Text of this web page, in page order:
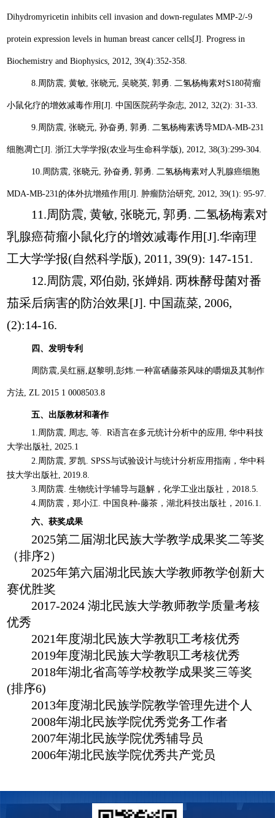
Dihydromyricetin inhibits cell invasion and down-regulates MMP-2/-9
protein expression levels in human breast cancer cells[J]. Progress in
Biochemistry and Biophysics, 2012, 39(4):352-358.
8. 周防震 ,黄敏 ,张晓元 ,吴晓英 ,郭勇 二氢杨梅素对S180荷瘤
小鼠化疗的增效减毒作用 [J].中国医院药学杂志 , 2012, 32(2): 31-33.
9. 周防震 ,张晓元 ,孙奋勇 ,郭勇 二氢杨梅素诱导MDA-MB-231
细胞凋亡[J].浙江大学学报(农业与生命科学版), 2012, 38(3):299-304.
10. 周防震 ,张晓元 ,孙奋勇 ,郭勇 二氢杨梅素对人乳腺癌细胞
MDA-MB-231 的体外抗增殖作用 [J]. 肿瘤防治研究 , 2012, 39(1): 95-97.
11.周防震,黄敏,张晓元,郭勇.二氢杨梅素对
乳腺癌荷瘤小鼠化疗的增效减毒作用[J].华南理
工大学学报(自然科学版), 2011, 39(9): 147-151.
12.周防震,邓伯勋,张婵娟.两株酵母菌对番
茄采后病害的防治效果[J]. 中国蔬菜, 2006,
(2):14-16.
四、发明专利
周防震 ,吴红丽 赵黎明 ,彭炜 .一种富硒藤茶风味的嚼烟及其制作
方法 , ZL 2015 1 0008503.8
五、出版教材和著作
1. 周防震 周志 ,等 . R语言在多元统计分析中的应用 ,华中科技
大学出版社 , 2025.1
2. 周防震 罗凯 . SPSS与试验设计与统计分析应用指南，华中科
技大学出版社 , 2019.8.
3. 周防震 .生物统计学辅导与题解，化学工业出版社， 2018.5.
4. 周防震，郑小江 .中国良种-藤茶，湖北科技出版社， 2016.1.
六、获奖成果
2025第二届湖北民族大学教学成果奖二等奖
（排序2）
2025年第六届湖北民族大学教师教学创新大
赛优胜奖
2017-2024湖北民族大学教师教学质量考核
优秀
2021年度湖北民族大学教职工考核优秀
2019年度湖北民族大学教职工考核优秀
2018年湖北省高等学校教学成果奖三等奖
(排序6)
2013年度湖北民族学院教学管理先进个人
2008年湖北民族学院优秀党务工作者
2007年湖北民族学院优秀辅导员
2006年湖北民族学院优秀共产党员